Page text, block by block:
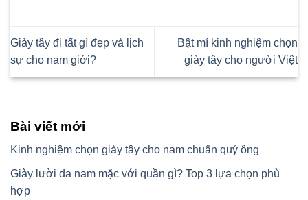
Giày tây đi tất gì đẹp và lịch
sự cho nam giới?
Bật mí kinh nghiệm chọn
giày tây cho người Việt
Bài viết mới
Kinh nghiệm chọn giày tây cho nam chuẩn quý ông
Giày lười da nam mặc với quần gì? Top 3 lựa chọn phù
hợp